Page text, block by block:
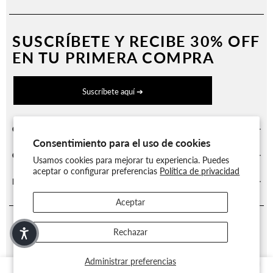
Consentimiento para el uso de cookies
Usamos cookies para mejorar tu experiencia. Puedes
aceptar o configurar preferencias Política de privacidad
Administrar preferencias
Aceptar
Rechazar
SUSCRÍBETE Y RECIBE 30% OFF
EN TU PRIMERA COMPRA
Suscríbete aquí ➔
CATEGORÍAS
CUENTA Y BENEFICIOS
INFORMARCIÓN LEGAL